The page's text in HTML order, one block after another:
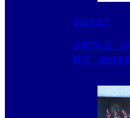
2025.9.1
令和7年度
野球 東日本